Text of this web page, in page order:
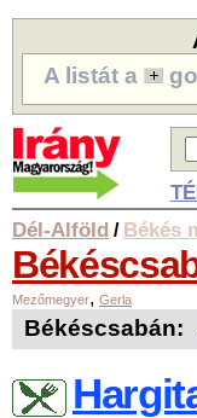
A listát a
Dél-Alföld / Békés
Mezőmegyer, Gerla
Békéscsabán: